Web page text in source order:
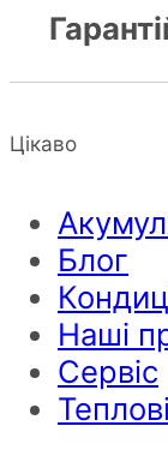
Цікаво
Блог
Наші
Сервіс